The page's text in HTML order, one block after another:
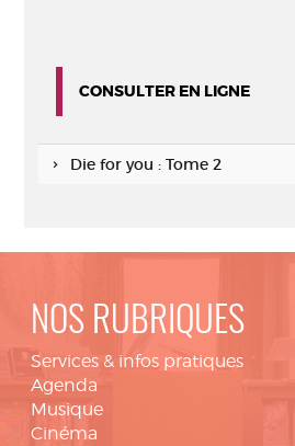
CONSULTER EN LIGNE
Die for you : Tome 2
NOS RUBRIQUES
Services & infos pratiques
Agenda
Musique
Cinéma